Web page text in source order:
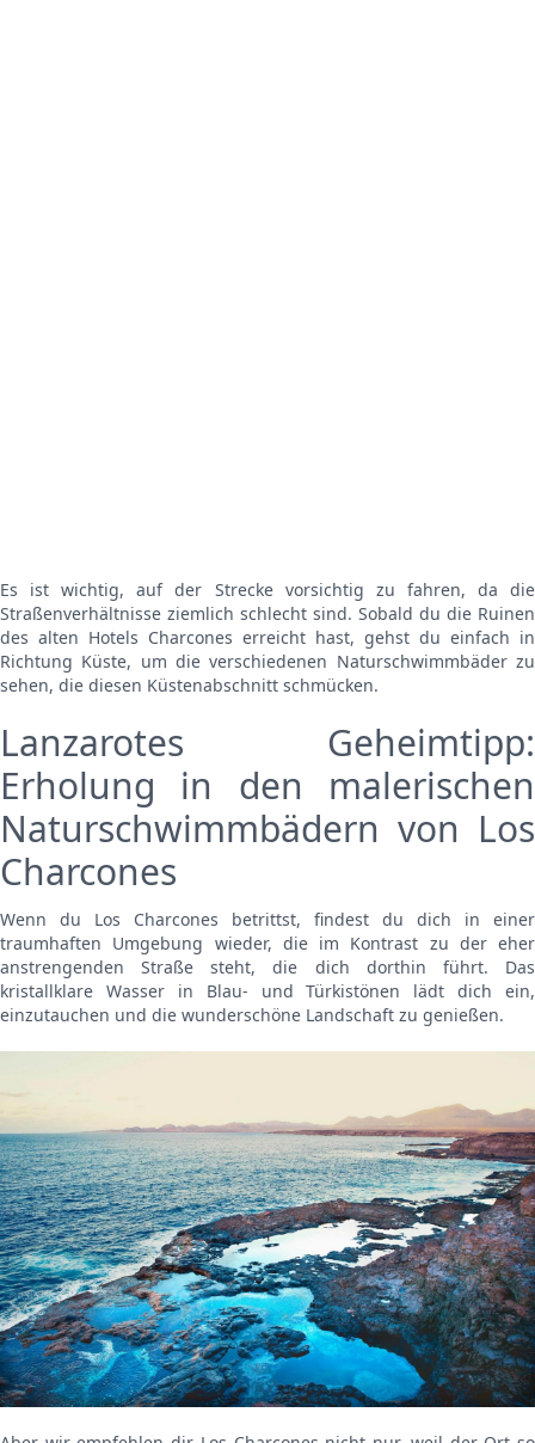
Es ist wichtig, auf der Strecke vorsichtig zu fahren, da die
Straßenverhältnisse ziemlich schlecht sind. Sobald du die Ruinen
des alten Hotels Charcones erreicht hast, gehst du einfach in
Richtung Küste, um die verschiedenen Naturschwimmbäder zu
sehen, die diesen Küstenabschnitt schmücken.
Lanzarotes Geheimtipp:
Erholung in den malerischen
Naturschwimmbädern von Los
Charcones
Wenn du Los Charcones betrittst, findest du dich in einer
traumhaften Umgebung wieder, die im Kontrast zu der eher
anstrengenden Straße steht, die dich dorthin führt. Das
kristallklare Wasser in Blau- und Türkistönen lädt dich ein,
einzutauchen und die wunderschöne Landschaft zu genießen.